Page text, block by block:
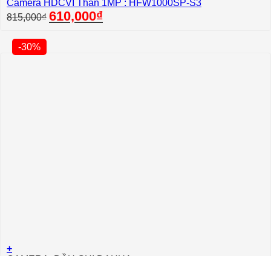
Camera HDCVI Thân 1MP : HFW1000SP-S3
815,000₫ Giá
gốc
610,000₫Giá
hiện
-30%
+